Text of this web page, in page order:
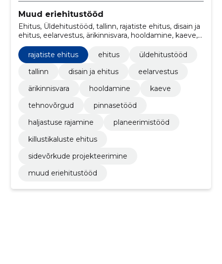
Muud eriehitustööd
Ehitus, Üldehitustööd, tallinn, rajatiste ehitus, disain ja
ehitus, eelarvestus, ärikinnisvara, hooldamine, kaeve,
tehnovõrgud
rajatiste ehitus
ehitus
üldehitustööd
tallinn
disain ja ehitus
eelarvestus
ärikinnisvara
hooldamine
kaeve
tehnovõrgud
pinnasetööd
haljastuse rajamine
planeerimistööd
killustikaluste ehitus
sidevõrkude projekteerimine
muud eriehitustööd